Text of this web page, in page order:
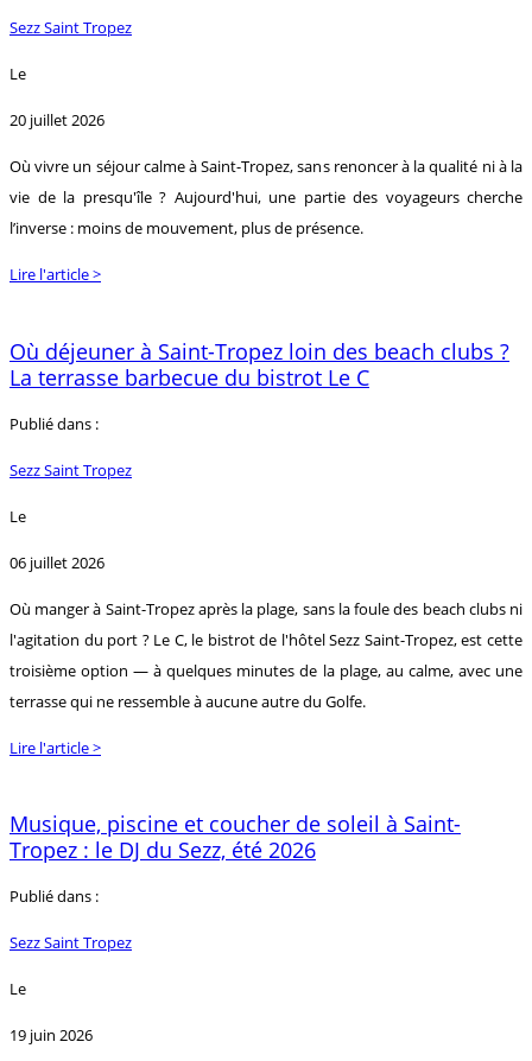
Sezz Saint Tropez
Le
20 juillet 2026
Où vivre un séjour calme à Saint-Tropez, sans renoncer à la qualité ni à la
vie de la presqu'île ? Aujourd'hui, une partie des voyageurs cherche
l’inverse : moins de mouvement, plus de présence.
Lire l'article >
Où déjeuner à Saint-Tropez loin des beach clubs ?
La terrasse barbecue du bistrot Le C
Publié dans :
Sezz Saint Tropez
Le
06 juillet 2026
Où manger à Saint-Tropez après la plage, sans la foule des beach clubs ni
l'agitation du port ? Le C, le bistrot de l'hôtel Sezz Saint-Tropez, est cette
troisième option — à quelques minutes de la plage, au calme, avec une
terrasse qui ne ressemble à aucune autre du Golfe.
Lire l'article >
Musique, piscine et coucher de soleil à Saint-
Tropez : le DJ du Sezz, été 2026
Publié dans :
Sezz Saint Tropez
Le
19 juin 2026